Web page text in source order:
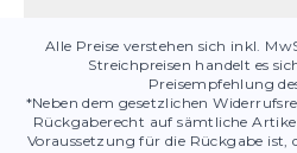
Alle Preise verstehen sich inkl.
Streichpreisen handelt es
Preisempfehlung
*Neben dem gesetzlichen
Rückgaberecht auf sämtliche
Voraussetzung für die Rückgabe ist,